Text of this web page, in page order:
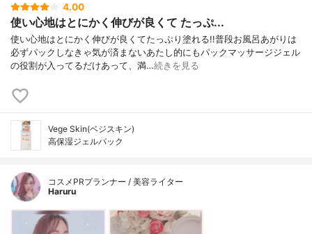
4.00
使い心地はとにかく伸びが良くて たっぷ...
使い心地はとにかく伸びが良くてたっぷり塗れる!!普段お風呂あがりは
必ずパックしなきゃ気が済まないあたし的にもパックマッサージジェル
の役割が入ってるだけあって、満…続きを見る
Vege Skin(ベジスキン)
高保湿ジェルパック
コスメPRプランナー / 美容ライター
Haruru